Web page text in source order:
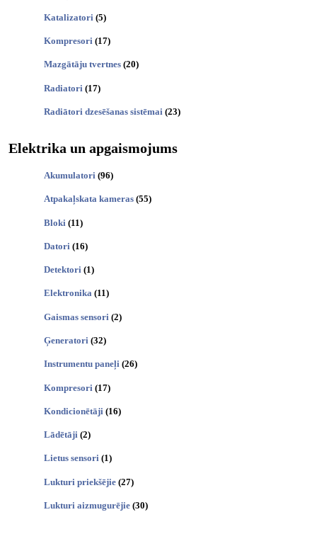
Katalizatori (5)
Kompresori (17)
Mazgātāju tvertnes (20)
Radiatori (17)
Radiātori dzesēšanas sistēmai (23)
Elektrika un apgaismojums
Akumulatori (96)
Atpakaļskata kameras (55)
Bloki (11)
Datori (16)
Detektori (1)
Elektronika (11)
Gaismas sensori (2)
Ģeneratori (32)
Instrumentu paneļi (26)
Kompresori (17)
Kondicionētāji (16)
Lādētāji (2)
Lietus sensori (1)
Lukturi priekšējie (27)
Lukturi aizmugurējie (30)